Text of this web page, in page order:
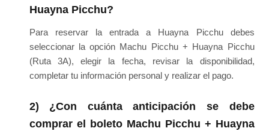
Huayna Picchu?
Para reservar la entrada a Huayna Picchu debes
seleccionar la opción Machu Picchu + Huayna Picchu
(Ruta 3A), elegir la fecha, revisar la disponibilidad,
completar tu información personal y realizar el pago.
2) ¿Con cuánta anticipación se debe
comprar el boleto Machu Picchu + Huayna